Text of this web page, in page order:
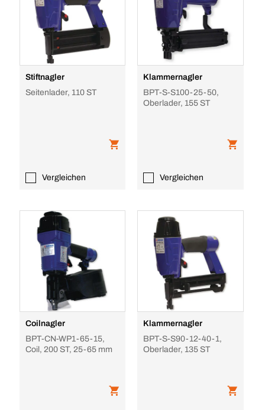
Stiftnagler
Seitenlader, 110 ST
Vergleichen
Klammernagler
BPT-S-S100-25-50,
Oberlader, 155 ST
Vergleichen
Coilnagler
BPT-CN-WP1-65-15,
Coil, 200 ST, 25-65 mm
Klammernagler
BPT-S-S90-12-40-1,
Oberlader, 135 ST